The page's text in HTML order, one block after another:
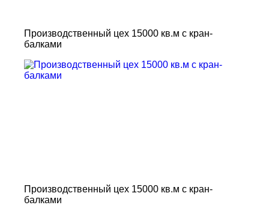
Производственный цех 15000 кв.м с кран-
балками
Производственный цех 15000 кв.м с кран-
балками